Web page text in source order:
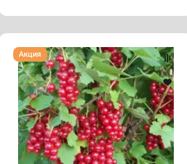
Смородина
"НАДЕЖДА"
Акция